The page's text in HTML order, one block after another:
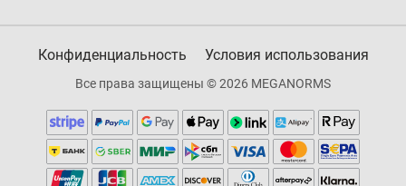
Конфиденциальность Условия использования
Все права защищены © 2026 MEGANORMS